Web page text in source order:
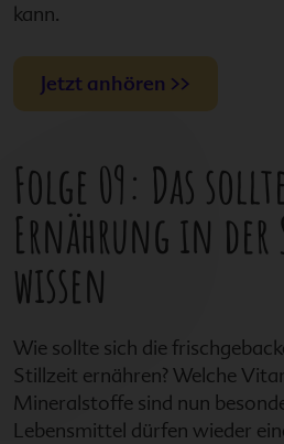
kann.
Jetzt anhören >>
Folge 09: Das
Ernährung in
wissen
Wie sollte sich die
Stillzeit ernähren? Welche
Mineralstoffe sind nun
Lebensmittel dürfen wieder